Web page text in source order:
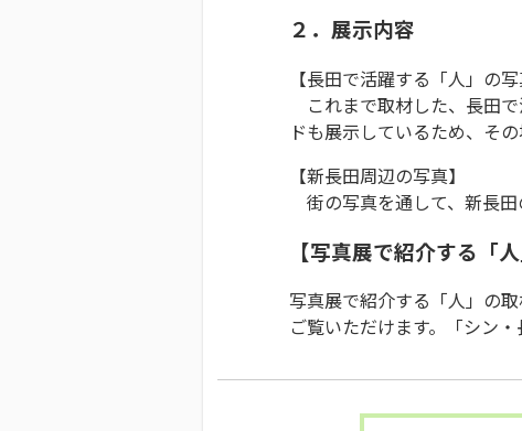
２．展示内容
【長田で活躍する「人」の
これまで取材した、長田
ドも展示しているため、そ
【新長田周辺の写真】
街の写真を通して、新長田
【写真展で紹介する「
写真展で紹介する「人」の
ご覧いただけます。「シン